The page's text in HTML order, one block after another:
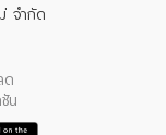
จำกัด
ด
น